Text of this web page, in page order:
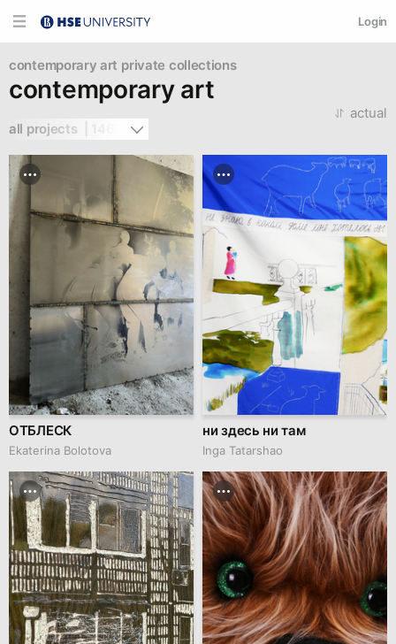
Login
contemporary art private collections
contemporary art
all projects  | 1467
actual
ОТБЛЕСК
Ekaterina Bolotova
ни здесь ни там
Inga Tatarshao